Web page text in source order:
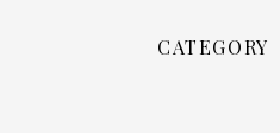
CATEGORY